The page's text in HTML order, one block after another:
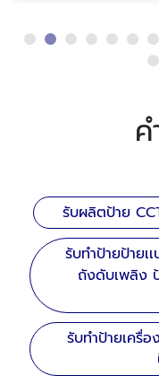
รับผลิตป้าย
รับทำป้ายป้าย
ถังดับเพลิง
รับทำป้ายเครื่